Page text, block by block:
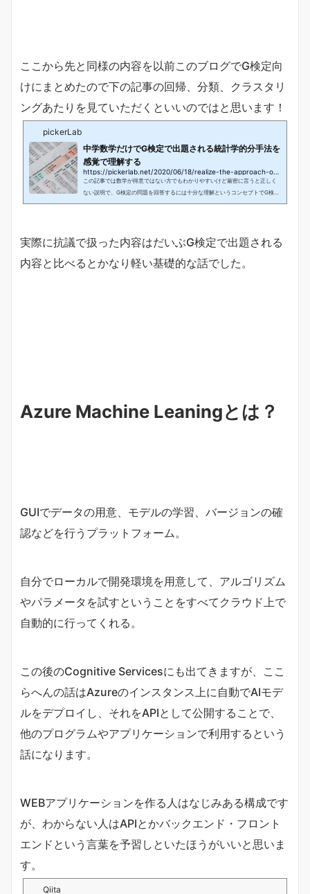
ここから先と同様の内容を以前このブログでG検定向
けにまとめたので下の記事の回帰、分類、クラスタリ
ングあたりを見ていただくといいのではと思います！
pickerLab
中学数学だけでG検定で出題される統計学的分手法を
感覚で理解する
https://pickerlab.net/2020/06/18/realize-the-approach-of-regression-and-classification
この記事では数学が得意ではない方でもわかりやすいけど厳密に言うと正しく
ない説明で、G検定の問題を回答するには十分な理解というコンセプトでG検定
に出てくる統計学的分手法（主に回帰と分類）のアルゴリズムやモデルをまと
とまず数学のお勉強からになってしまうので、このページでは図や具体例を使
うこと...
実際に抗議で扱った内容はだいぶG検定で出題される
内容と比べるとかなり軽い基礎的な話でした。
Azure Machine Leaningとは？
GUIでデータの用意、モデルの学習、バージョンの確
認などを行うプラットフォーム。
自分でローカルで開発環境を用意して、アルゴリズム
やパラメータを試すということをすべてクラウド上で
自動的に行ってくれる。
この後のCognitive Servicesにも出てきますが、ここ
らへんの話はAzureのインスタンス上に自動でAIモデ
ルをデプロイし、それをAPIとして公開することで、
他のプログラムやアプリケーションで利用するという
話になります。
WEBアプリケーションを作る人はなじみある構成です
が、わからない人はAPIとかバックエンド・フロント
エンドという言葉を予習しといたほうがいいと思いま
す。
Qiita